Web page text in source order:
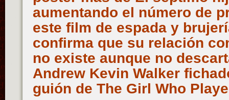
aumentando el número de
este film de espada y
confirma que su relación
no existe aunque no
Andrew Kevin Walker
guión de The Girl Who